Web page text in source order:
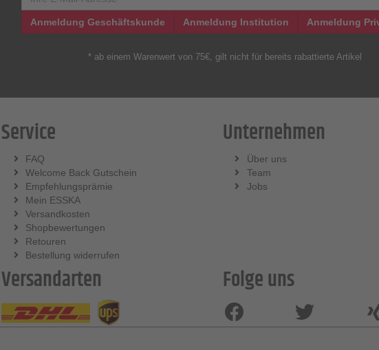
Anmeldung Geschäftskunde Anmeldung Institution Anmeldung
* ab einem Warenwert von 75€, gilt nicht für bereits rabattierte Artikel
Service
FAQ
Welcome Back Gutschein
Empfehlungsprämie
Mein ESSKA
Versandkosten
Shopbewertungen
Retouren
Bestellung widerrufen
Unternehmen
Über uns
Team
Jobs
Versandarten
Folge uns